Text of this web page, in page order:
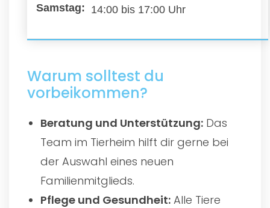
14:00 bis 17:00 Uhr
Warum solltest du
vorbeikommen?
Beratung und Unterstützung: Das
Team im Tierheim hilft dir gerne bei
der Auswahl eines neuen
Familienmitglieds.
Pflege und Gesundheit: Alle Tiere